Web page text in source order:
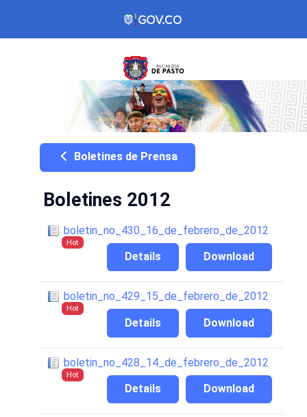
Boletines de Prensa
Boletines 2012
boletin_no_430_16_de_febrero_de_2012
Hot
Download
Details
boletin_no_429_15_de_febrero_de_2012
Hot
Download
Details
boletin_no_428_14_de_febrero_de_2012
Hot
Download
Details